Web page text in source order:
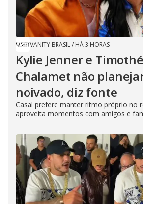
VANITY BRASIL/ HÁ 3 HORAS
Kylie Jenner e
Chalamet não
noivado, diz fonte
Casal prefere manter ritmo próprio no
aproveita momentos com amigos e